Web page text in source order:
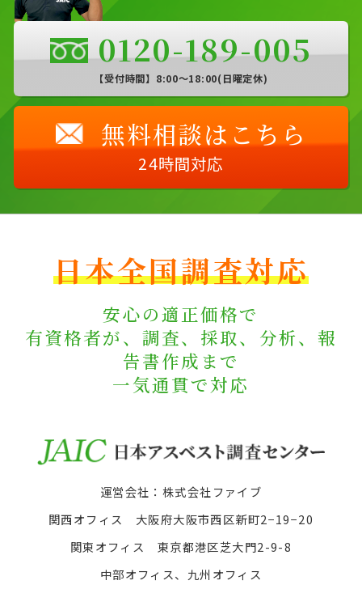
0120-189-005
【受付時間】8:00〜18:00(日曜定休)
無料相談はこちら
24時間対応
日本全国調査対応
安心の適正価格で
有資格者が、調査、採取、分析、報
告書作成まで
一気通貫で対応
運営会社：株式会社ファイブ
関西オフィス 大阪府大阪市西区新町2−19−20
関東オフィス 東京都港区芝大門2-9-8
中部オフィス、九州オフィス